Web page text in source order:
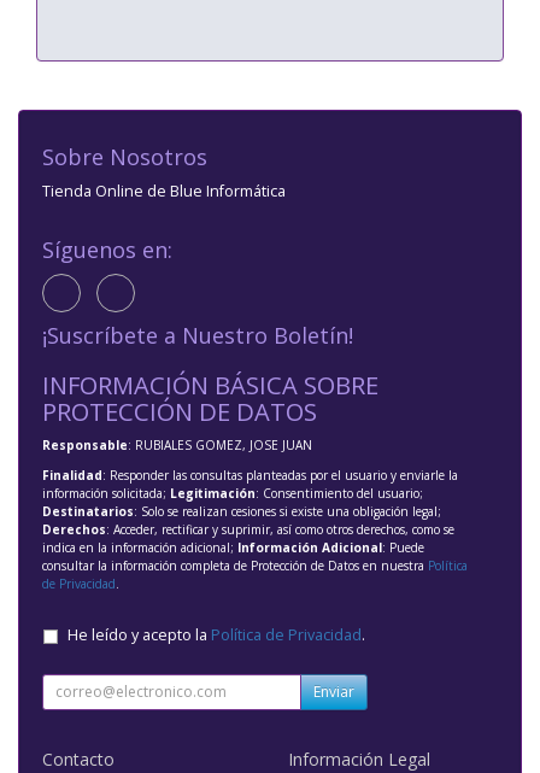
Sobre Nosotros
Tienda Online de Blue Informática
Síguenos en:
¡Suscríbete a Nuestro Boletín!
INFORMACIÓN BÁSICA SOBRE
PROTECCIÓN DE DATOS
Responsable: RUBIALES GOMEZ, JOSE JUAN
Finalidad: Responder las consultas planteadas por el usuario y enviarle la
información solicitada; Legitimación: Consentimiento del usuario;
Destinatarios: Solo se realizan cesiones si existe una obligación legal;
Derechos: Acceder, rectificar y suprimir, así como otros derechos, como se
indica en la información adicional; Información Adicional: Puede
consultar la información completa de Protección de Datos en nuestra Política
de Privacidad
He leído y acepto la Política de Privacidad.
Enviar
Contacto
Información Legal